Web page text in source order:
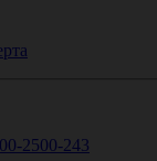
2500-243